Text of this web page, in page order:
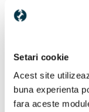
Setari cookie
Acest site
buna experienta
fara aceste
Alti clienti